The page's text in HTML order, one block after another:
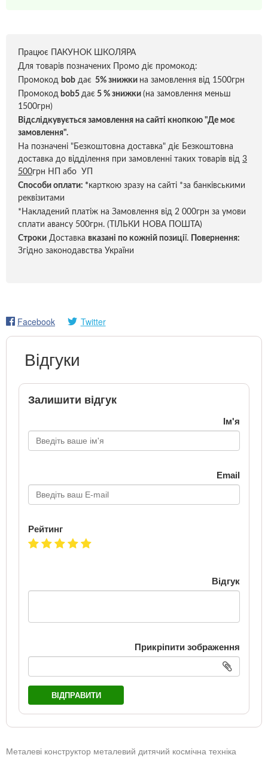
Працює ПАКУНОК ШКОЛЯРА
Для товарів позначених Промо діє промокод:
Промокод bob дає 5% знижки на замовлення від 1500грн
Промокод bob5 дає 5 % знижки (на замовлення меньш
1500грн)
Відслідкувується замовлення на сайті кнопкою "Де моє
замовлення".
На позначені "Безкоштовна доставка" діє Безкоштовна
доставка до відділення при замовленні таких товарів від 3
500грн НП або УП
Способи оплати: *карткою зразу на сайті *за банківськими
реквізитами
*Накладений платіж на Замовлення від 2 000грн за умови
сплати авансу 500грн. (ТІЛЬКИ НОВА ПОШТА)
Строки Доставка вказані по кожній позиції.
Повернення:
Згідно законодавства України
Facebook Twitter
Відгуки
Залишити відгук
Ім'я
Email
Рейтинг
Відгук
Прикріпити зображення
ВІДПРАВИТИ
Металеві конструктор металевий дитячий космічна техніка